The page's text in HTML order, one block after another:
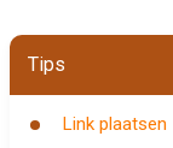
Tips
Link plaatsen